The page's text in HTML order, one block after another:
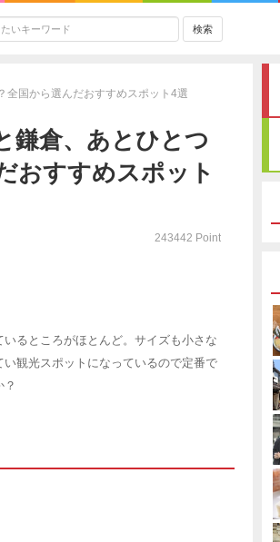
全国から選んだおすすめスポット4選
鎌倉、あとひとつ
おすすめスポット
243442 Point
るところがほとんど。サイズも小さな
観光スポットになっているので定番で